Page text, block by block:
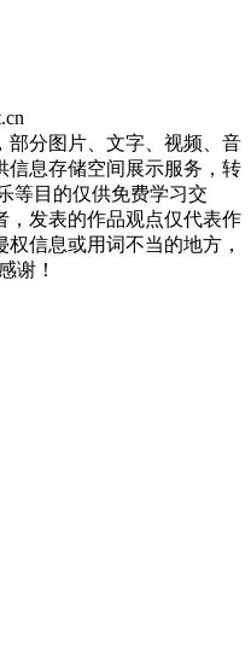
部分图片、文字、视频、音
信息存储空间展示服务，转
等目的仅供免费学习交
，发表的作品观点仅代表作
信息或用词不当的地方，
谢！